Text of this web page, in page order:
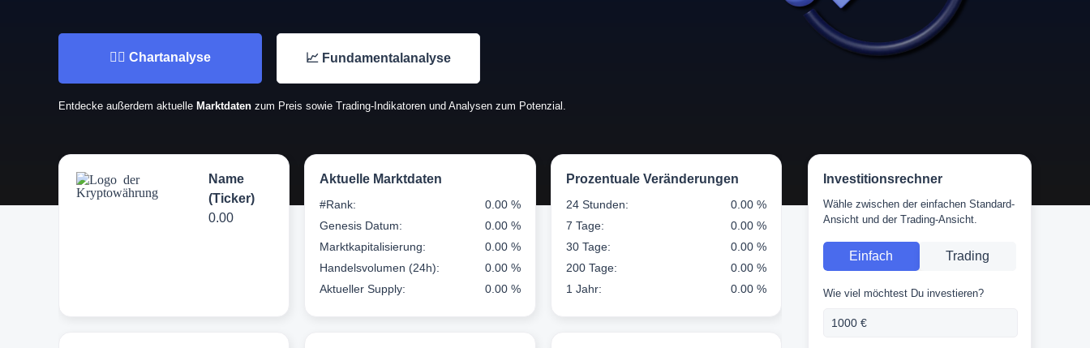
👉🏼 Chartanalyse 📈 Fundamentalanalyse
Entdecke außerdem aktuelle Marktdaten zum Preis sowie Trading-Indikatoren und Analysen zum Potenzial.
Name
(Ticker)
0.00
Aktuelle Marktdaten
#Rank:
0.00 %
Genesis Datum:
0.00 %
Marktkapitalisierung:
0.00 %
Handelsvolumen (24h):
0.00 %
Aktueller Supply:
0.00 %
Prozentuale Veränderungen
24 Stunden:
0.00 %
7 Tage:
0.00 %
30 Tage:
0.00 %
200 Tage:
0.00 %
1 Jahr:
0.00 %
Investitionsrechner
Wähle zwischen der einfachen Standard-
Ansicht und der Trading-Ansicht.
Einfach Trading
Wie viel möchtest Du investieren?